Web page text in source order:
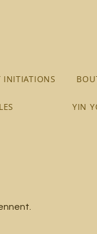
INITIATIONS
YIN